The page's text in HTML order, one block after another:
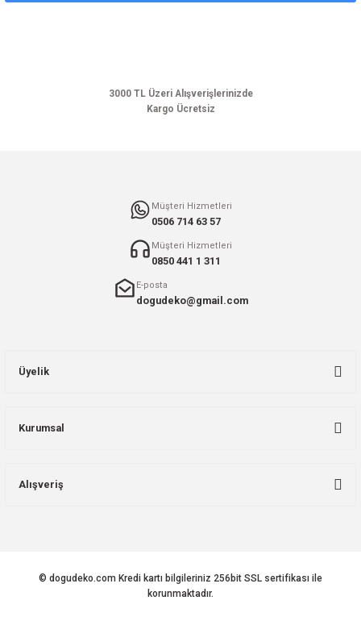
3000 TL Üzeri Alışverişlerinizde
Kargo Ücretsiz
Müşteri Hizmetleri
0506 714 63 57
Müşteri Hizmetleri
0850 441 1 311
E-posta
dogudeko@gmail.com
Üyelik
Kurumsal
Alışveriş
© dogudeko.com Kredi kartı bilgileriniz 256bit SSL sertifikası ile
korunmaktadır.